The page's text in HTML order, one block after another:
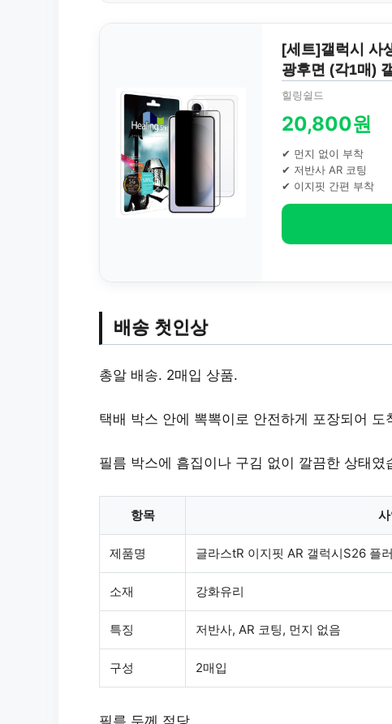
[세트]갤럭시 사
광후면 (각1매)
힐링쉴드
20,800원
✔ 먼지 없이 부착
✔ 저반사 AR 코팅
✔ 이지핏 간편 부착
배송 첫인상
총알 배송. 2매입 상품.
택배 박스 안에 뽁뽁이로 안전하게 포장되어 도
필름 박스에 흠집이나 구김 없이 깔끔한 상태였
항목
제품명 글라스tR 이지핏 AR 갤럭시S26 플
소재 강화유리
특징 저반사, AR 코팅, 먼지 없음
구성 2매입
필름 두께 적당.